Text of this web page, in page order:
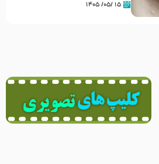
۱۵ /۰۵/ ۱۴۰۵